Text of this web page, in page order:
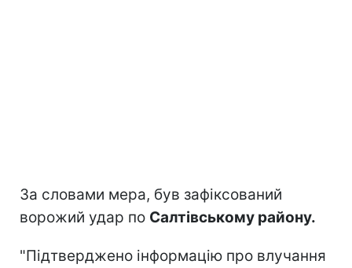
За словами мера, був зафіксований
ворожий удар по Салтівському району.
"Підтверджено інформацію про влучання